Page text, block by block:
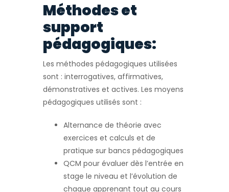
Méthodes et
support
pédagogiques:
Les méthodes pédagogiques utilisées
sont : interrogatives, affirmatives,
démonstratives et actives. Les moyens
pédagogiques utilisés sont :
Alternance de théorie avec
exercices et calculs et de
pratique sur bancs pédagogiques
QCM pour évaluer dès l’entrée en
stage le niveau et l’évolution de
chaque apprenant tout au cours